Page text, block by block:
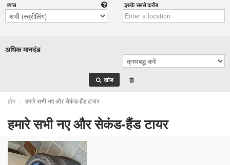
व्यास इसके सबसे करीब
अधिक मानदंड
खोज
होम हमारे सभी नए और सेकंड-हैंड टायर
हमारे सभी नए और सेकंड-हैंड टायर